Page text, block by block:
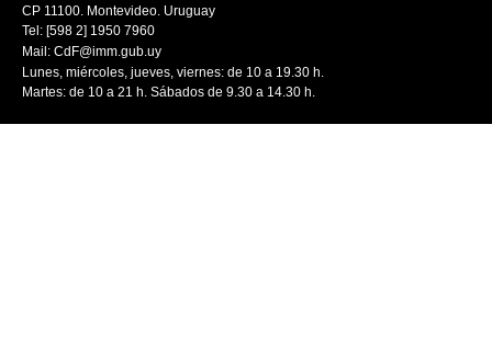
CP 11100. Montevideo. Uruguay
Tel: [598 2] 1950 7960
Mail: CdF@imm.gub.uy
Lunes, miércoles, jueves, viernes: de 10 a 19.30 h.
Martes: de 10 a 21 h. Sábados de 9.30 a 14.30 h.